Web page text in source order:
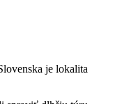
je lokalita